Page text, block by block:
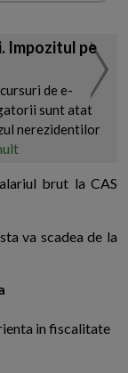
Impozitul pe
de e-
sunt atat
nerezidentilor
brut la CAS
va scadea de la
in fiscalitate